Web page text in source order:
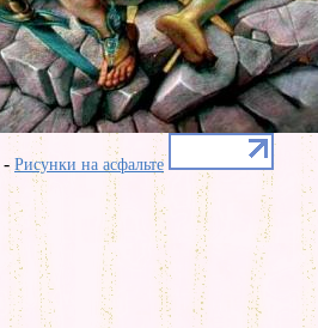
- Рисунки на асфальте